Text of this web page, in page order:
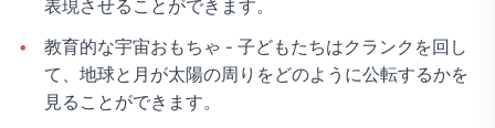
表現させることができます。
教育的な宇宙おもちゃ - 子どもたちはクランクを回し
て、地球と月が太陽の周りをどのように公転するかを
見ることができます。